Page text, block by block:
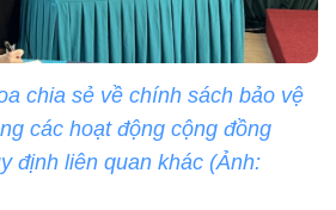
chia sẻ về chính sách bảo vệ
các hoạt động cộng đồng
định liên quan khác (Ảnh: